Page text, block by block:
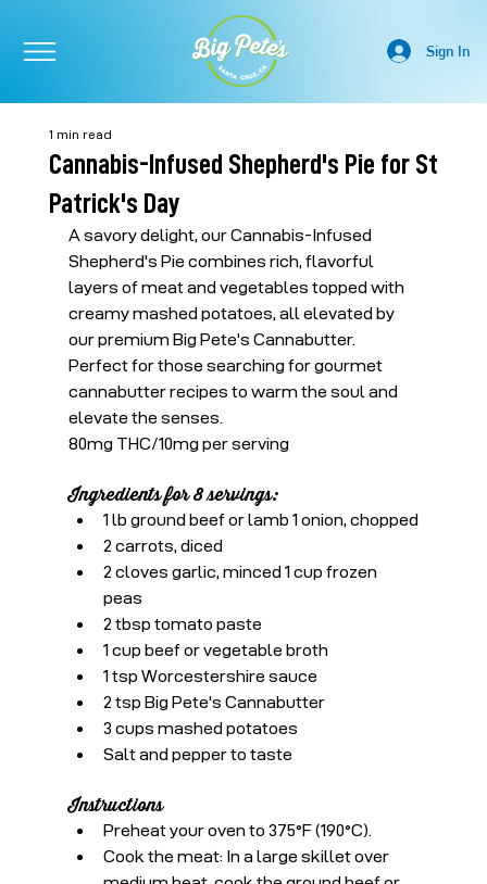
Sign In
Cannabis-Infused Shepherd's Pie for St
Patrick's Day
1 min read
A savory delight, our Cannabis-Infused
Shepherd's Pie combines rich, flavorful
layers of meat and vegetables topped with
creamy mashed potatoes, all elevated by
our premium Big Pete's Cannabutter.
Perfect for those searching for gourmet
cannabutter recipes to warm the soul and
elevate the senses.
80mg THC/10mg per serving
Ingredients for 8 servings:
1 lb ground beef or lamb 1 onion, chopped
2 carrots, diced
2 cloves garlic, minced 1 cup frozen
peas
2 tbsp tomato paste
1 cup beef or vegetable broth
1 tsp Worcestershire sauce
2 tsp Big Pete's Cannabutter
3 cups mashed potatoes
Salt and pepper to taste
Instructions
Preheat your oven to 375°F (190°C).
Cook the meat: In a large skillet over